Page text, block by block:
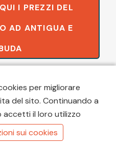
I PREZZI DEL
AD ANTIGUA E
scritto da me dopo
gli autonoleggi:
consigli, esperienze,
per migliorare
del sito. Continuando a
il loro utilizzo
sui cookies